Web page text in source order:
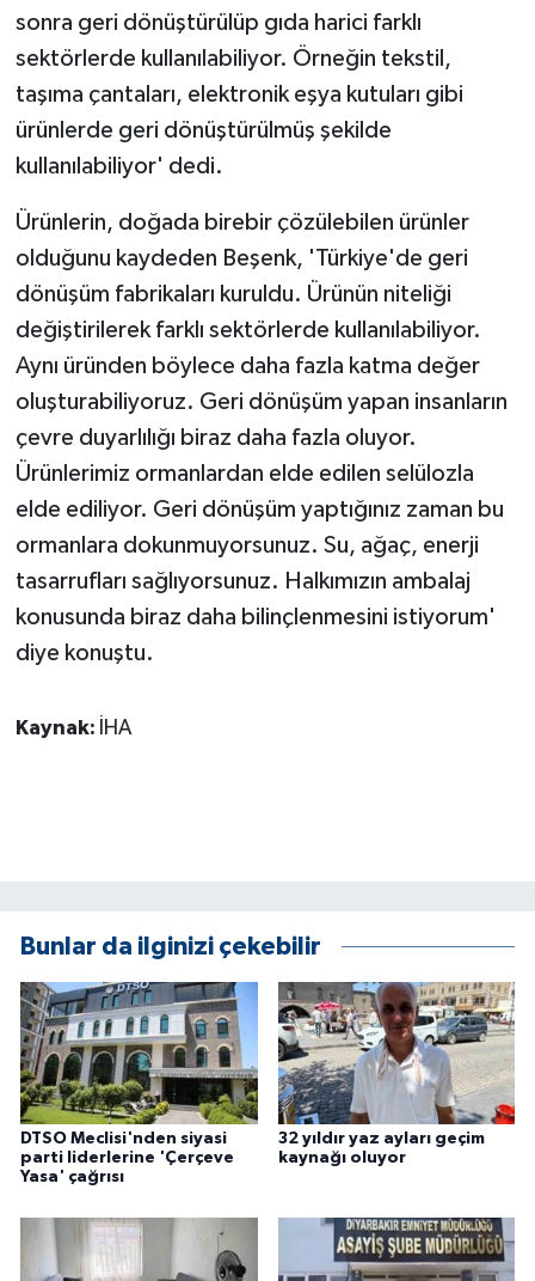
sonra geri dönüştürülüp gıda harici farklı
sektörlerde kullanılabiliyor. Örneğin tekstil,
taşıma çantaları, elektronik eşya kutuları gibi
ürünlerde geri dönüştürülmüş şekilde
kullanılabiliyor' dedi.
Ürünlerin, doğada birebir çözülebilen ürünler
olduğunu kaydeden Beşenk, 'Türkiye'de geri
dönüşüm fabrikaları kuruldu. Ürünün niteliği
değiştirilerek farklı sektörlerde kullanılabiliyor.
Aynı üründen böylece daha fazla katma değer
oluşturabiliyoruz. Geri dönüşüm yapan insanların
çevre duyarlılığı biraz daha fazla oluyor.
Ürünlerimiz ormanlardan elde edilen selülozla
elde ediliyor. Geri dönüşüm yaptığınız zaman bu
ormanlara dokunmuyorsunuz. Su, ağaç, enerji
tasarrufları sağlıyorsunuz. Halkımızın ambalaj
konusunda biraz daha bilinçlenmesini istiyorum'
diye konuştu.
Kaynak: İHA
Bunlar da ilginizi çekebilir
DTSO Meclisi'nden siyasi
parti liderlerine 'Çerçeve
Yasa' çağrısı
32 yıldır yaz ayları geçim
kaynağı oluyor
SPOR HABERLERİ
TEKNOLOJİ
Turizm
ÜLKE GÜNDEMİ
YAŞAM
YEREL
Yerel Haberler